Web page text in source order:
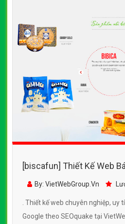
[biscafun] Thiết Kế Web
BiBiCa đẹp, chuyên
By: VietWebGroup.Vn
. Thiết kế web chuyên nghiệp, uy
Google theo SEOquake tại